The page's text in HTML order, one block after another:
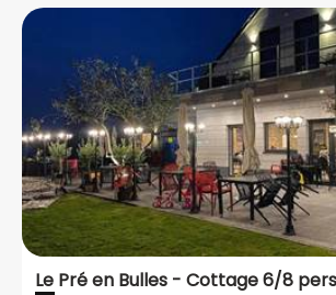
de dag,
Kinderen:
Een warm
moment
👉
met uw
profiteert
tarief.
Le Pré en Bulles - Cottage 6/8